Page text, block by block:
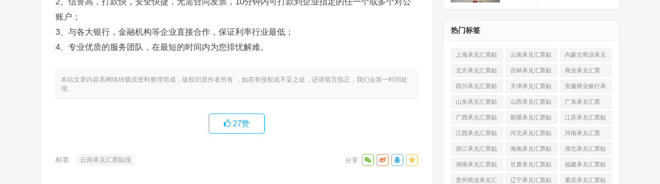
账户；
3、与各大银行，金融机构等企业直接合作，保证利率行业最低；
4、专业优质的服务团队，在最短的时间内为您排忧解难。
本站文章内容系网络转载或资料整理而成，版权归原作者所有 ，如若有侵权或不妥之处，还请留言指正，我们会第一时间处
理。
27赞
标签: 云南承兑汇票贴现
热门标签
上海承兑汇票贴
现(520)
云南承兑汇票贴
现(324)
内蒙古商业承兑
汇票(316)
北京承兑汇票贴
现 (912)
吉林承兑汇票贴
现(123)
商业承兑汇票
(225)
四川承兑汇票贴
现(790)
天津承兑汇票贴
现(242)
安徽商业银行承
兑汇票 (565)
山东承兑汇票贴
现(874)
山西承兑汇票贴
现(463)
广东承兑汇票
(979)
广西承兑汇票贴
现(278)
新疆承兑汇票贴
现(264)
江苏承兑汇票贴
现(774)
江西承兑汇票贴
现(366)
河北承兑汇票贴
现(374)
河南承兑汇票
(518)
浙江承兑汇票贴
现(691)
海南承兑汇票贴
现(145)
湖北承兑汇票贴
现(587)
湖南承兑汇票贴
现(453)
甘肃承兑汇票贴
现(194)
福建承兑汇票贴
现(945)
贵州商业承兑汇
辽宁承兑汇票贴
重庆承兑汇票贴